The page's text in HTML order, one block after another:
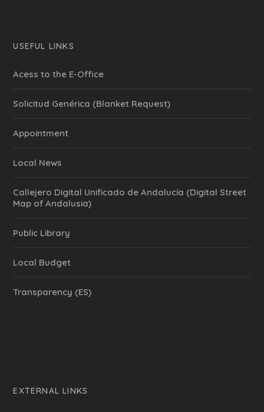
USEFUL LINKS
Acess to the E-Office
Solicitud Genérica (Blanket Request)
Appointment
Local News
Callejero Digital Unificado de Andalucía (Digital Street
Map of Andalusia)
Public Library
Local Budget
Transparency (ES)
EXTERNAL LINKS